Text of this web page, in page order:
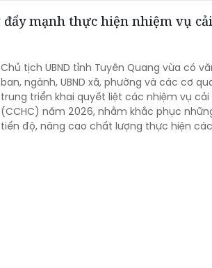
Chủ tịch UBND tỉnh Tuyên Quang vừa có
trung triển khai quyết liệt các nhiệm vụ
(CCHC) năm 2026, nhằm khắc phục
tiến độ, nâng cao chất lượng thực hiện
thiện Chỉ số CCHC của tỉnh.